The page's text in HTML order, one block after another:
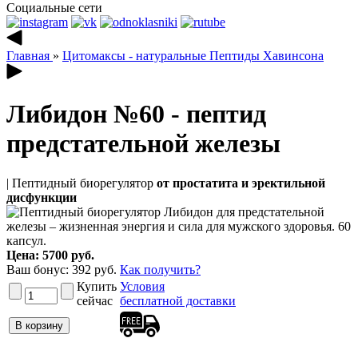
Социальные сети
Главная » Цитомаксы - натуральные Пептиды Хавинсона
Либидон №60 - пептид
предстательной железы
| Пептидный биорегулятор от простатита и эректильной
дисфункции
Цена: 5700 руб.
Ваш бонус: 392 руб. Как получить?
Купить
сейчас
Условия
бесплатной доставки